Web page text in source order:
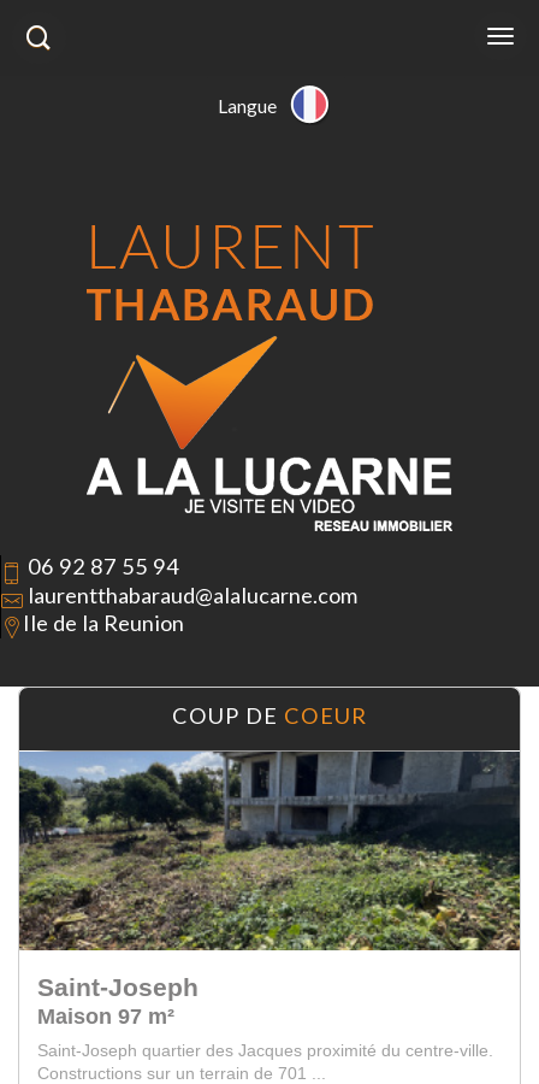
Langue
06 92 87 55 94
laurentthabaraud@alalucarne.com
Ile de la Reunion
COUP DE COEUR
Saint-Joseph
Maison 97 m²
Saint-Joseph quartier des Jacques proximité du centre-ville.
Constructions sur un terrain de 701 ...